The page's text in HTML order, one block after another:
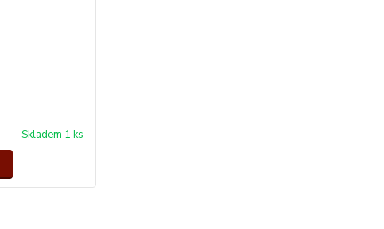
Skladem 1 ks